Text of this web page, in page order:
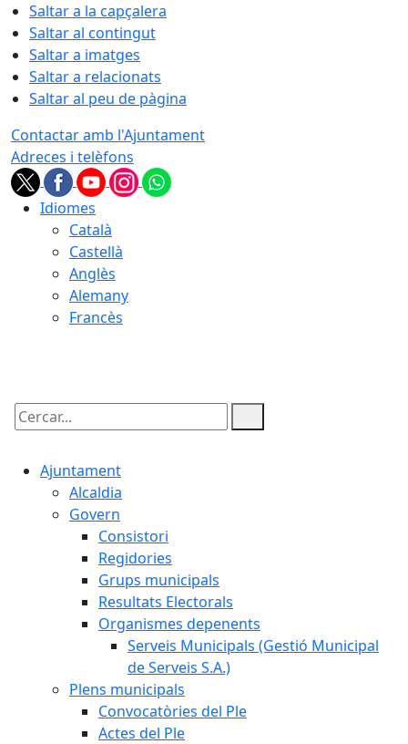
Saltar a la capçalera
Saltar al contingut
Saltar a imatges
Saltar a relacionats
Saltar al peu de pàgina
Contactar amb l'Ajuntament
Adreces i telèfons
Idiomes
Català
Castellà
Anglès
Alemany
Francès
Cercar:
Ajuntament
Alcaldia
Govern
Consistori
Regidories
Grups municipals
Resultats Electorals
Organismes depenents
Serveis Municipals (Gestió Municipal
de Serveis S.A.)
Plens municipals
Convocatòries del Ple
Actes del Ple